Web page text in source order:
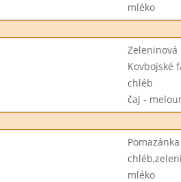
mléko
Zeleninová
Kovbojské
chléb
čaj -
mléko